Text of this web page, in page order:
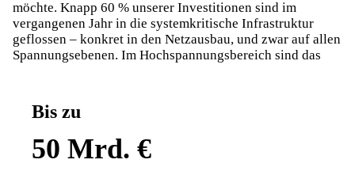
Bis zu
50 Mrd. €
möchte. Knapp 60 % unserer Investitionen sind im
vergangenen Jahr in die systemkritische Infrastruktur
geflossen – konkret in den Netzausbau, und zwar auf allen
Spannungsebenen. Im Hochspannungsbereich sind das